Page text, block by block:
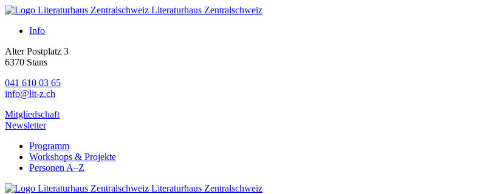
Literaturhaus Zentralschweiz
Info
Alter Postplatz 3
6370 Stans
041 610 03 65
info@lit-z.ch
Mitgliedschaft
Newsletter
Programm
Workshops & Projekte
Personen A–Z
Literaturhaus Zentralschweiz